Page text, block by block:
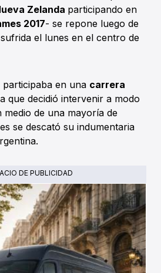
Zelanda participando en
2017- se repone luego de
el lunes en el centro de
en una carrera
que decidió intervenir a modo
medio de una mayoría de
se descató su indumentaria
DE PUBLICIDAD